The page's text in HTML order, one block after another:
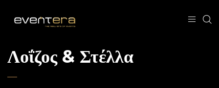
Λοΐζος & Στέλλα